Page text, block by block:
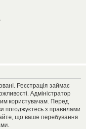
Реєстрація займає
Адміністратор
користувачам. Перед
погоджуєтесь з правилами
що ваше перебування